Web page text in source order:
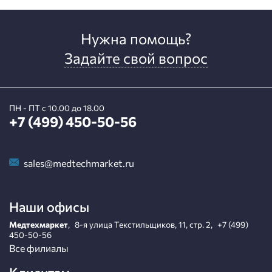
Нужна помощь?
Задайте свой вопрос
ПН - ПТ с 10.00 до 18.00
+7 (499) 450-50-56
sales@medtechmarket.ru
Наши офисы
Медтехмаркет, 8-я улица Текстильщиков, 11, стр. 2, +7 (499)
450-50-56
Все филиалы